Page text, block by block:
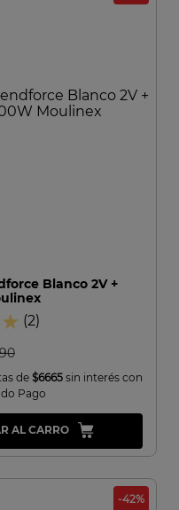
Blanco 2V +
★ (2)
de$6665 sin interés con
Pago
AL CARRO
-42%